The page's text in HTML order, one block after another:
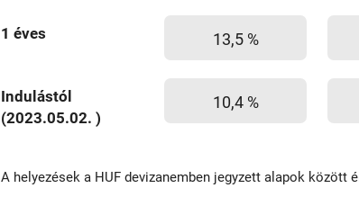
1 éves 13,5 %
Indulástól
(2023.05.02. )
10,4 %
A helyezések a HUF devizanemben jegyzett alapok között